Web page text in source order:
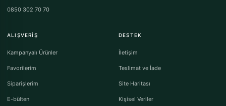
0850 302 70 70
ALIŞVERIŞ
Kampanyalı Ürünler
Favorilerim
Siparişlerim
E-bülten
DESTEK
İletişim
Teslimat ve İade
Site Haritası
Kişisel Veriler